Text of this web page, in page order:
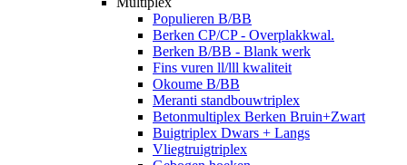
Populieren B/BB
Berken CP/CP - Overplakkwal.
Berken B/BB - Blank werk
Fins vuren ll/lll kwaliteit
Okoume B/BB
Meranti standbouwtriplex
Betonmultiplex Berken Bruin+Zwart
Buigtriplex Dwars + Langs
Vliegtruigtriplex